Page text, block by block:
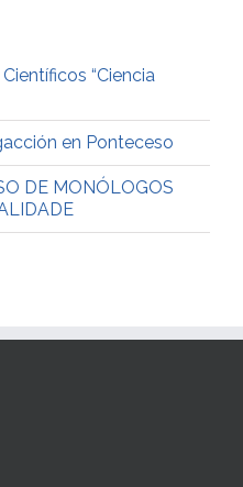
“Ciencia
en Ponteceso
DE MONÓLOGOS